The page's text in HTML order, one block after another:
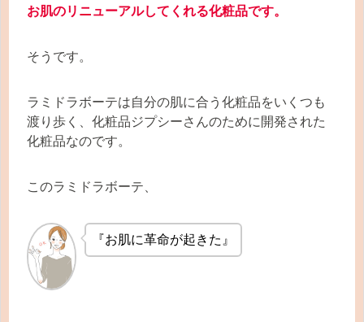
お肌のリニューアルしてくれる化粧品です。
そうです。
ラミドラボーテは自分の肌に合う化粧品をいくつも
渡り歩く、化粧品ジプシーさんのために開発された
化粧品なのです。
このラミドラボーテ、
『お肌に革命が起きた』